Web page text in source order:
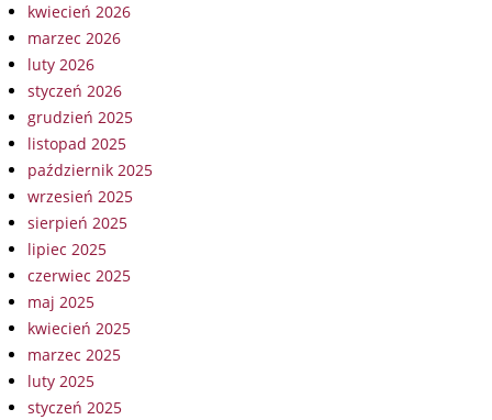
kwiecień 2026
marzec 2026
luty 2026
styczeń 2026
grudzień 2025
listopad 2025
październik 2025
wrzesień 2025
sierpień 2025
lipiec 2025
czerwiec 2025
maj 2025
kwiecień 2025
marzec 2025
luty 2025
styczeń 2025